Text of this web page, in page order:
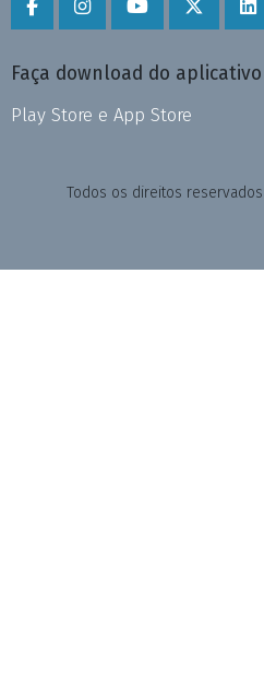
Faça download do aplicativo
Play Store e App Store
Todos os direitos